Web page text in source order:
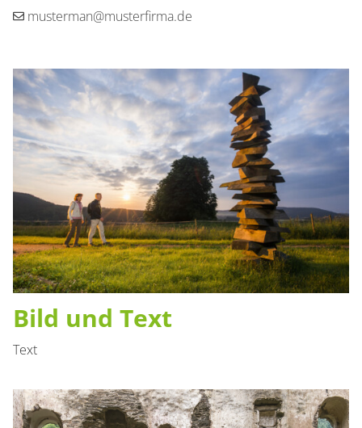
musterman@musterfirma.de
Bild und Text
Text